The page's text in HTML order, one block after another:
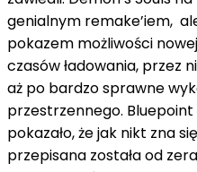
genialnym remake’iem,
pokazem możliwości
czasów ładowania, przez
aż po bardzo sprawne
przestrzennego.
pokazało, że jak nikt zna
przepisana została od